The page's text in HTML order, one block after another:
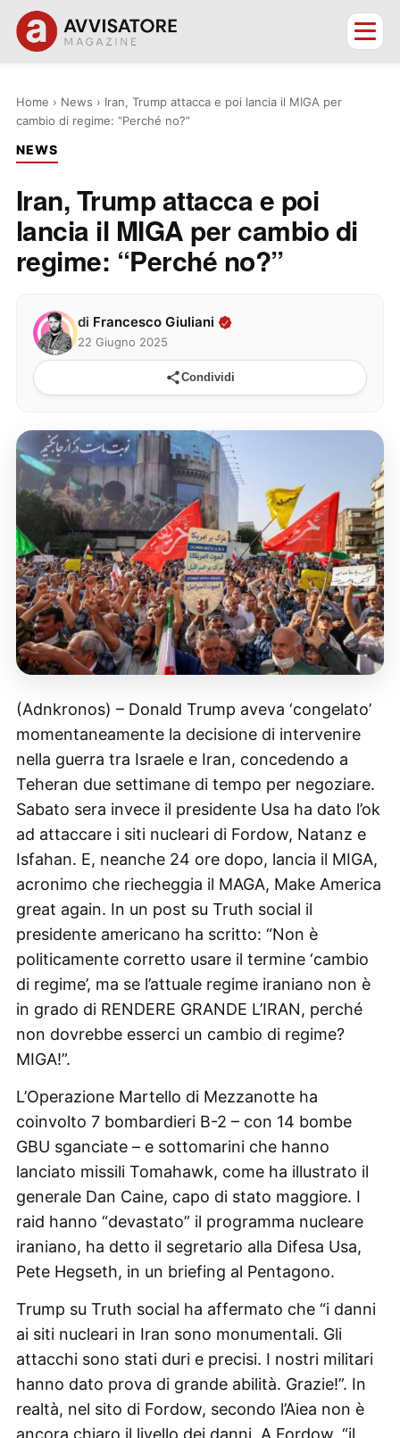
Home › News › Iran, Trump attacca e poi lancia il MIGA per
cambio di regime: “Perché no?”
NEWS
Iran, Trump attacca e poi
lancia il MIGA per cambio di
regime: “Perché no?”
di Francesco Giuliani
22 Giugno 2025
Condividi
(Adnkronos) – Donald Trump aveva ‘congelato’
momentaneamente la decisione di intervenire
nella guerra tra Israele e Iran, concedendo a
Teheran due settimane di tempo per negoziare.
Sabato sera invece il presidente Usa ha dato l’ok
ad attaccare i siti nucleari di Fordow, Natanz e
Isfahan. E, neanche 24 ore dopo, lancia il MIGA,
acronimo che riecheggia il MAGA, Make America
great again. In un post su Truth social il
presidente americano ha scritto: “Non è
politicamente corretto usare il termine ‘cambio
di regime’, ma se l’attuale regime iraniano non è
in grado di RENDERE GRANDE L’IRAN, perché
non dovrebbe esserci un cambio di regime?
MIGA!”.
L’Operazione Martello di Mezzanotte ha
coinvolto 7 bombardieri B-2 – con 14 bombe
GBU sganciate – e sottomarini che hanno
lanciato missili Tomahawk, come ha illustrato il
generale Dan Caine, capo di stato maggiore. I
raid hanno “devastato” il programma nucleare
iraniano, ha detto il segretario alla Difesa Usa,
Pete Hegseth, in un briefing al Pentagono.
Trump su Truth social ha affermato che “i danni
ai siti nucleari in Iran sono monumentali. Gli
attacchi sono stati duri e precisi. I nostri militari
hanno dato prova di grande abilità. Grazie!”. In
realtà, nel sito di Fordow, secondo l’Aiea non è
ancora chiaro il livello dei danni. A Fordow, “il